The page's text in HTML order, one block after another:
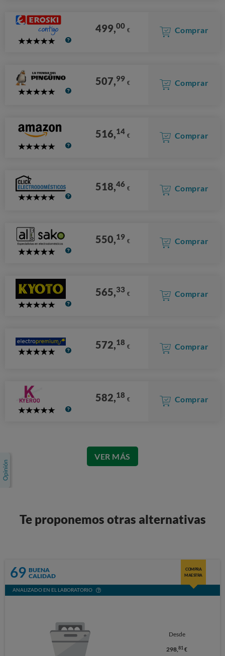
5
499,00 € Comprar
5
507,99 € Comprar
5
516,14 € Comprar
5
518,46 € Comprar
5
550,19 € Comprar
5
565,33 € Comprar
5
572,18 € Comprar
5
582,18 € Comprar
VER MÁS
Te proponemos otras alternativas
69 BUENA
CALIDAD
COMPRA
MAESTRA
ANALIZADO EN EL LABORATORIO
Desde
298,81 €